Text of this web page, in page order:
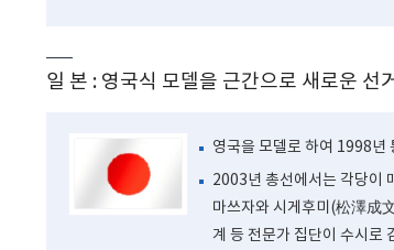
일 본 : 영국식 모델을 근간으로 새로운 선
영국을 모델로 하여 1998년
2003년 총선에서는 각당이
마쓰자와 시게후미(松澤成
계 등 전문가 집단이 수시로